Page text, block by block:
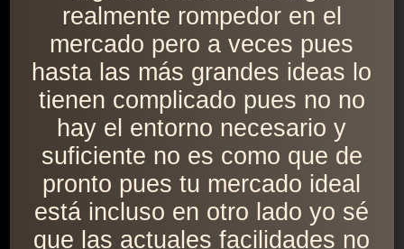
realmente rompedor en el
mercado pero a veces pues
hasta las más grandes ideas lo
tienen complicado pues no no
hay el entorno necesario y
suficiente no es como que de
pronto pues tu mercado ideal
está incluso en otro lado yo sé
que las actuales facilidades no